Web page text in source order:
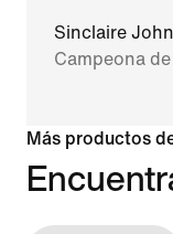
Sinclaire
Campeona
Más productos